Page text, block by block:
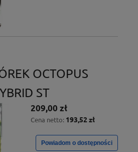
OCTOPUS
ST
209,00 zł
Cena netto: 193,52 zł
Powiadom o dostępności